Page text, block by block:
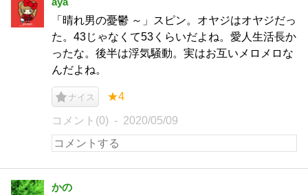
「晴れ男の憂鬱 ～」スピン。オヤジはオヤジだっ
た。43じゃなくて53くらいだよね。愛人生活長か
ったな。後半は浮気騒動。実はお互いメロメロな
んだよね。
ナイス ★4
コメント(0) 2020/05/09
かの